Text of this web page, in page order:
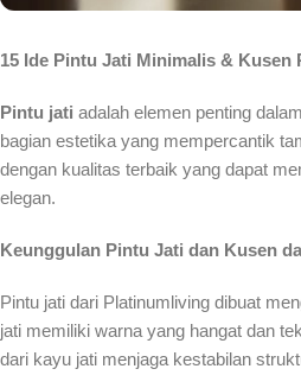
15 Ide Pintu Jati Minimalis &
Pintu jati adalah elemen penting
bagian estetika yang mempercantik
dengan kualitas terbaik yang dapat
elegan.
Keunggulan Pintu Jati dan Kusen
Pintu jati dari Platinumliving dibuat
jati memiliki warna yang hangat dan
dari kayu jati menjaga kestabilan